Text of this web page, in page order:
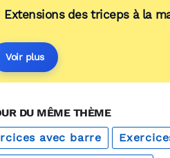
Extensions des triceps à la
Voir plus
DU MÊME THÈME
avec barre